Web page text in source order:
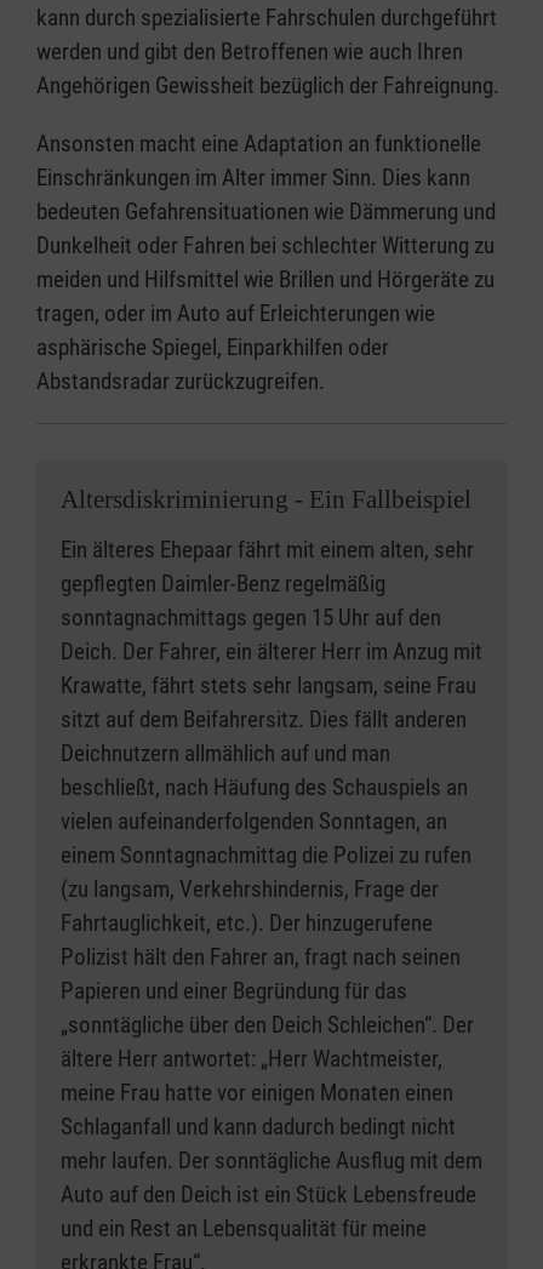
kann durch spezialisierte Fahrschulen durchgeführt
werden und gibt den Betroffenen wie auch Ihren
Angehörigen Gewissheit bezüglich der Fahreignung.
Ansonsten macht eine Adaptation an funktionelle
Einschränkungen im Alter immer Sinn. Dies kann
bedeuten Gefahrensituationen wie Dämmerung und
Dunkelheit oder Fahren bei schlechter Witterung zu
meiden und Hilfsmittel wie Brillen und Hörgeräte zu
tragen, oder im Auto auf Erleichterungen wie
asphärische Spiegel, Einparkhilfen oder
Abstandsradar zurückzugreifen.
Altersdiskriminierung - Ein Fallbeispiel
Ein älteres Ehepaar fährt mit einem alten, sehr
gepflegten Daimler-Benz regelmäßig
sonntagnachmittags gegen 15 Uhr auf den
Deich. Der Fahrer, ein älterer Herr im Anzug mit
Krawatte, fährt stets sehr langsam, seine Frau
sitzt auf dem Beifahrersitz. Dies fällt anderen
Deichnutzern allmählich auf und man
beschließt, nach Häufung des Schauspiels an
vielen aufeinanderfolgenden Sonntagen, an
einem Sonntagnachmittag die Polizei zu rufen
(zu langsam, Verkehrshindernis, Frage der
Fahrtauglichkeit, etc.). Der hinzugerufene
Polizist hält den Fahrer an, fragt nach seinen
Papieren und einer Begründung für das
„sonntägliche über den Deich Schleichen“. Der
ältere Herr antwortet: „Herr Wachtmeister,
meine Frau hatte vor einigen Monaten einen
Schlaganfall und kann dadurch bedingt nicht
mehr laufen. Der sonntägliche Ausflug mit dem
Auto auf den Deich ist ein Stück Lebensfreude
und ein Rest an Lebensqualität für meine
erkrankte Frau“.